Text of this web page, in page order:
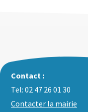
Contact :
Tel: 02 47 26 01 30
Contacter la mairie